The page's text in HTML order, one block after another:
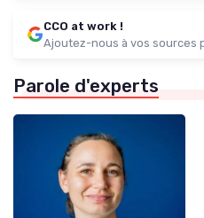
CCO at work !
Ajoutez-nous à vos sources
Parole d'experts